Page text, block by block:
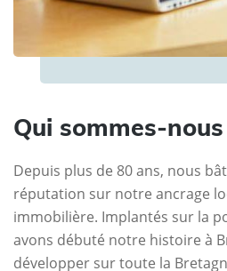
Qui sommes-nous
Depuis plus de 80 ans, nous
réputation sur notre ancrage
immobilière. Implantés sur la
avons débuté notre histoire à
développer sur toute la